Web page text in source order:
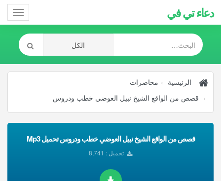
دعاء تي في
الرئيسية
محاضرات
قصص من الواقع الشيخ نبيل العوضي خطب ودروس
قصص من الواقع الشيخ نبيل العوضي خطب ودروس تحميل Mp3
تحميل : 8,741